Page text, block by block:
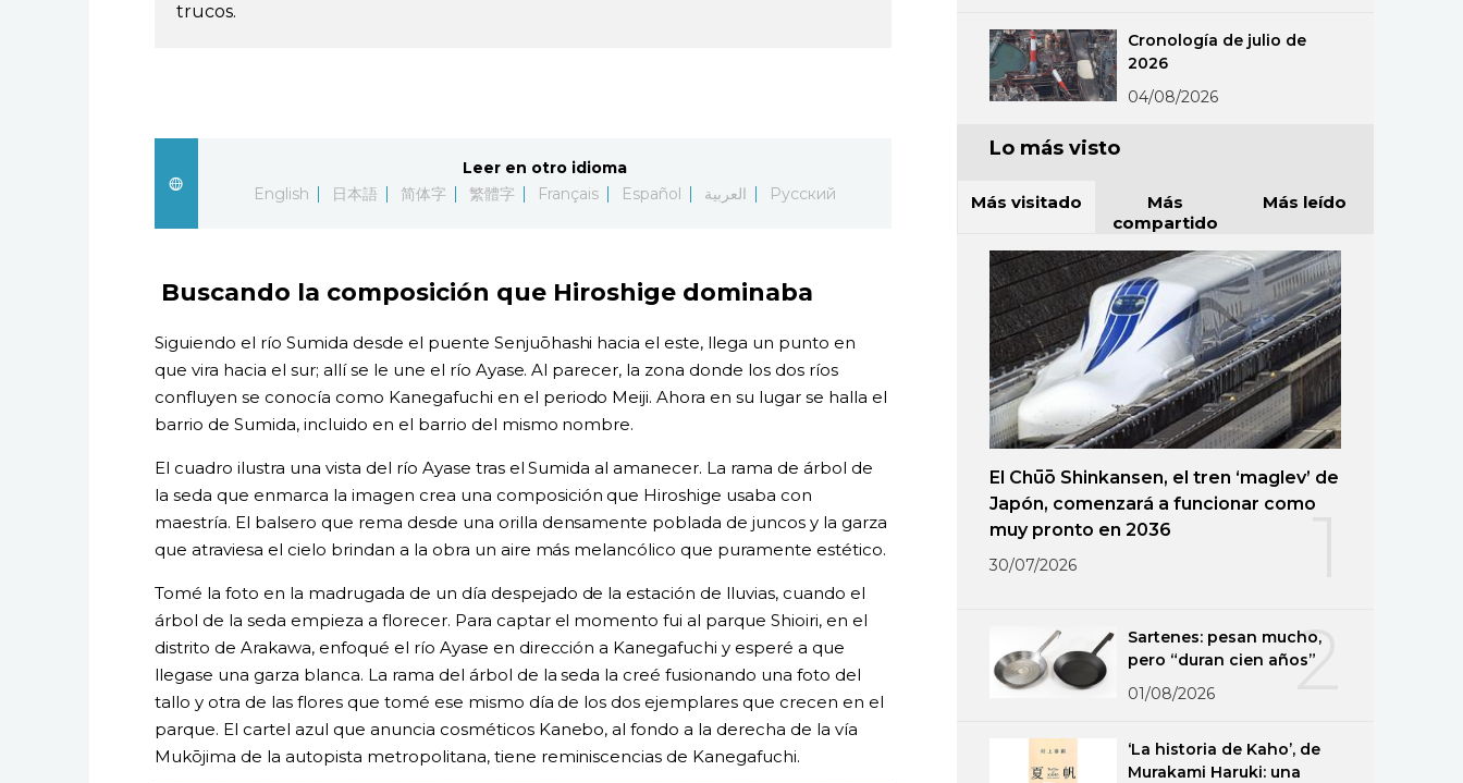
trucos.
Leer en otro idioma
English
日本語 简体字 繁體字 Français Español العربية Русский
Buscando la composición que Hiroshige dominaba
Siguiendo el río Sumida desde el puente Senjuōhashi hacia el este, llega un punto en
que vira hacia el sur; allí se le une el río Ayase. Al parecer, la zona donde los dos ríos
confluyen se conocía como Kanegafuchi en el periodo Meiji. Ahora en su lugar se halla el
barrio de Sumida, incluido en el barrio del mismo nombre.
El cuadro ilustra una vista del río Ayase tras el Sumida al amanecer. La rama de árbol de
la seda que enmarca la imagen crea una composición que Hiroshige usaba con
maestría. El balsero que rema desde una orilla densamente poblada de juncos y la garza
que atraviesa el cielo brindan a la obra un aire más melancólico que puramente estético.
Tomé la foto en la madrugada de un día despejado de la estación de lluvias, cuando el
árbol de la seda empieza a florecer. Para captar el momento fui al parque Shioiri, en el
distrito de Arakawa, enfoqué el río Ayase en dirección a Kanegafuchi y esperé a que
llegase una garza blanca. La rama del árbol de la seda la creé fusionando una foto del
tallo y otra de las flores que tomé ese mismo día de los dos ejemplares que crecen en el
parque. El cartel azul que anuncia cosméticos Kanebo, al fondo a la derecha de la vía
Mukōjima de la autopista metropolitana, tiene reminiscencias de Kanegafuchi.
Cronología de julio de
2026
04/08/2026
Lo más visto
Más visitado
Más
compartido
Más leído
El Chūō Shinkansen, el tren ‘maglev’ de
Japón, comenzará a funcionar como
muy pronto en 2036
30/07/2026
2
Sartenes: pesan mucho,
pero “duran cien años”
01/08/2026
‘La historia de Kaho’, de
Murakami Haruki: una